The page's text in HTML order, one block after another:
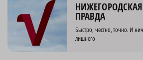
НИЖЕГОРОДСКАЯ
ПРАВДА
Быстро, честно, точно. И
лишнего